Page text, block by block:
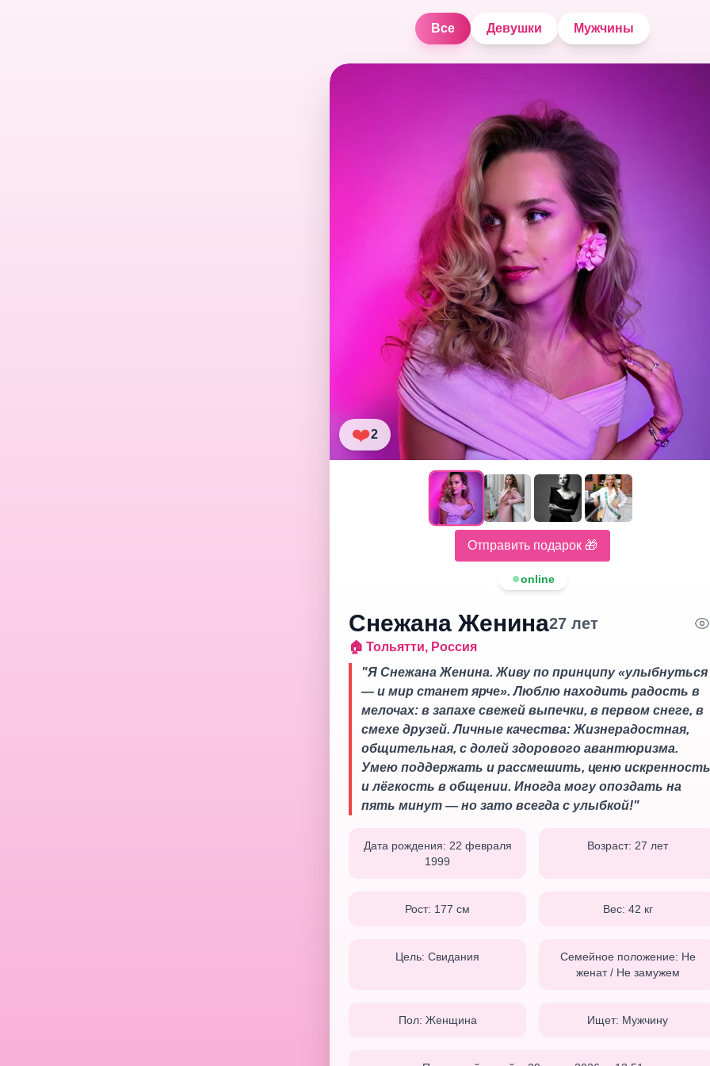
Все Девушки Мужчины
❤️2
Отправить подарок 🎁
online
Снежана Женина27 лет
🏠 Тольятти, Россия
"Я Снежана Женина. Живу по принципу «улыбнуться
— и мир станет ярче». Люблю находить радость в
мелочах: в запахе свежей выпечки, в первом снеге, в
смехе друзей. Личные качества: Жизнерадостная,
общительная, с долей здорового авантюризма.
Умею поддержать и рассмешить, ценю искренность
и лёгкость в общении. Иногда могу опоздать на
пять минут — но зато всегда с улыбкой!"
Дата рождения: 22 февраля
1999
Возраст: 27 лет
Рост: 177 см Вес: 42 кг
Цель: Свидания Семейное положение: Не
женат / Не замужем
Пол: Женщина Ищет: Мужчину